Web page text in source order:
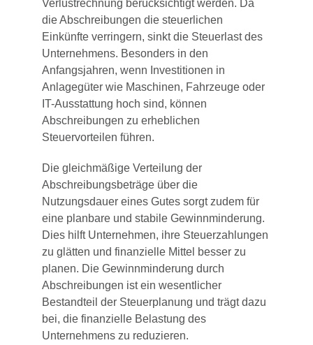
Verlustrechnung berücksichtigt werden. Da
die Abschreibungen die steuerlichen
Einkünfte verringern, sinkt die Steuerlast des
Unternehmens. Besonders in den
Anfangsjahren, wenn Investitionen in
Anlagegüter wie Maschinen, Fahrzeuge oder
IT-Ausstattung hoch sind, können
Abschreibungen zu erheblichen
Steuervorteilen führen.
Die gleichmäßige Verteilung der
Abschreibungsbeträge über die
Nutzungsdauer eines Gutes sorgt zudem für
eine planbare und stabile Gewinnminderung.
Dies hilft Unternehmen, ihre Steuerzahlungen
zu glätten und finanzielle Mittel besser zu
planen. Die Gewinnminderung durch
Abschreibungen ist ein wesentlicher
Bestandteil der Steuerplanung und trägt dazu
bei, die finanzielle Belastung des
Unternehmens zu reduzieren.